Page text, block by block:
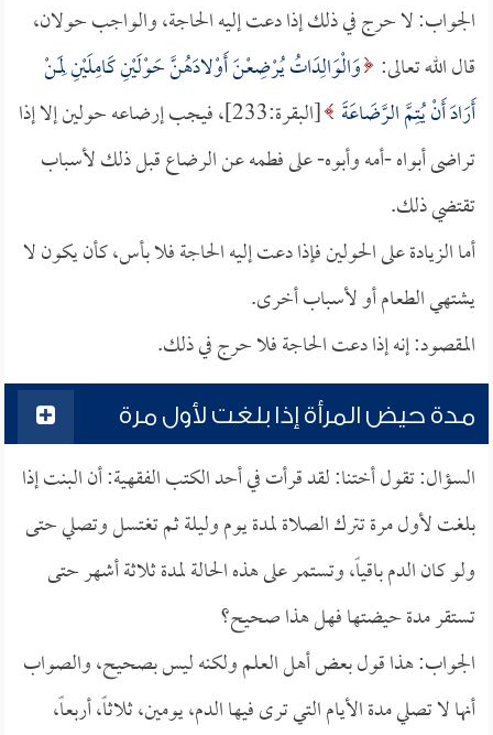
الجواب: لا حرج في ذلك إذا دعت إليه الحاجة، والواجب حولان،
قال الله تعالى: وَالْوَالِدَاتُ يُرْضِعْنَ أَوْلادَهُنَّ حَوْلَيْنِ كَامِلَيْنِ لِمَنْ
أَرَادَ أَنْ يُتِمَّ الرَّضَاعَةَ
[البقرة:233]، فيجب إرضاعه حولين إلا إذا
تراضى أبواه -أمه وأبوه- على فطمه عن الرضاع قبل ذلك لأسباب
تقتضي ذلك.
أما الزيادة على الحولين فإذا دعت إليه الحاجة فلا بأس، كأن يكون لا
يشتهي الطعام أو لأسباب أخرى.
المقصود: إنه إذا دعت الحاجة فلا حرج في ذلك.
مدة حيض المرأة إذا بلغت لأول مرة
السؤال: تقول أختنا: لقد قرأت في أحد الكتب الفقهية: أن البنت إذا
بلغت لأول مرة تترك الصلاة لمدة يوم وليلة ثم تغتسل وتصلي حتى
ولو كان الدم باقياً، وتستمر على هذه الحالة لمدة ثلاثة أشهر حتى
تستقر مدة حيضتها فهل هذا صحيح؟
الجواب: هذا قول بعض أهل العلم ولكنه ليس بصحيح، والصواب
أنها لا تصلي مدة الأيام التي ترى فيها الدم، يومين، ثلاثاً، أربعاً،